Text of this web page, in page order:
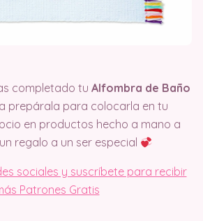
completado tuAlfombra de Baño
prepárala para colocarla en tu
en productos hecho a mano a
regalo a un ser especial
sociales y suscríbete para recibir
Patrones Gratis